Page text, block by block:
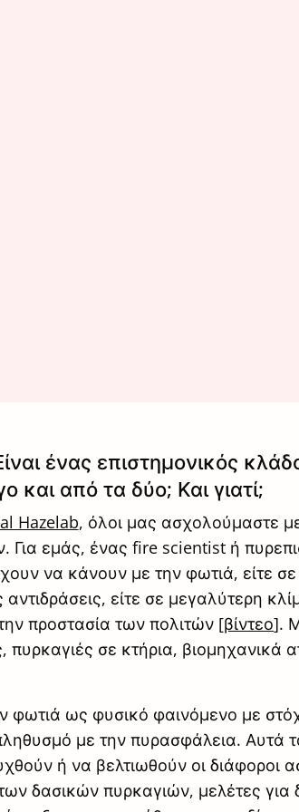
ένας επιστημονικός
και από τα δύο; Και γιατί;
Hazelab, όλοι μας ασχολούμαστε
Για εμάς, ένας fire scientist ή
να κάνουν με την φωτιά, είτε
είτε σε μεγαλύτερη
προστασία των πολιτών [βίντεο].
σε κτήρια, βιομηχανικά
ως φυσικό φαινόμενο με
με την πυρασφάλεια. Αυτά
ή να βελτιωθούν οι διάφοροι
δασικών πυρκαγιών, μελέτες για